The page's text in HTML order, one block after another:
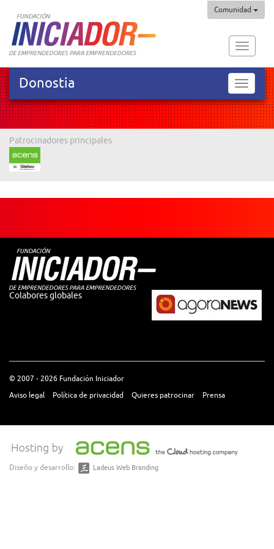
Comunidad
Donostia
Patrocinadores principales
Colabores globales
© 2007 - 2026 Fundación Iniciador
Aviso legal Política de privacidad Quieres patrocinar Prensa
Diseño y desarrollo: Ladeus Web Branding